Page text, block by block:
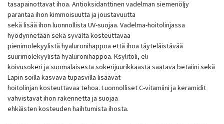
tasapainottavat ihoa. Antioksidanttinen vadelman siemenöljy
parantaa ihon kimmoisuutta ja joustavuutta
sekä lisää ihon luonnollista UV-suojaa. Vadelma-hoitolinjassa
hyödynnetään sekä syvältä kosteuttavaa
pienimolekyylistä hyaluronihappoa että ihoa täyteläistävää
suurimolekyylistä hyaluronihappoa. Ksylitoli, eli
koivusokeri ja suomalaisesta sokerijuurikkaasta saatava betaiini sekä
Lapin soilla kasvava tupasvilla lisäävät
hoitolinjan kosteuttavaa tehoa. Luonnolliset C-vitamiini ja keramidit
vahvistavat ihon rakennetta ja suojaa
ehkäisten kosteuden haihtumista ihosta.